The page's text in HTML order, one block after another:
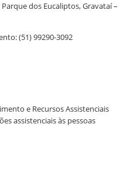
dos Eucaliptos, Gravataí –
(51) 99290-3092
e Recursos Assistenciais
assistenciais às pessoas